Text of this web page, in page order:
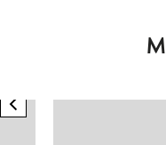
previous element